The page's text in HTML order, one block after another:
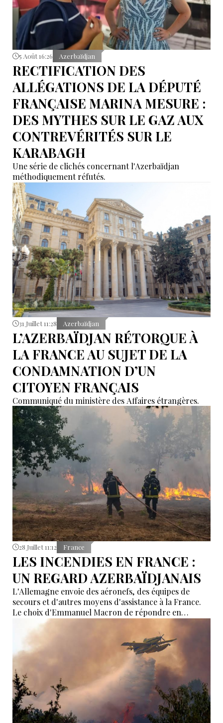
5 Août 16:26 Azerbaïdjan
RECTIFICATION DES
ALLÉGATIONS DE LA DÉPUTÉ
FRANÇAISE MARINA MESURE :
DES MYTHES SUR LE GAZ AUX
CONTREVÉRITÉS SUR LE
KARABAGH
Une série de clichés concernant l'Azerbaïdjan
méthodiquement réfutés.
31 Juillet 11:28 Azerbaïdjan
L’AZERBAÏDJAN RÉTORQUE À
LA FRANCE AU SUJET DE LA
CONDAMNATION D’UN
CITOYEN FRANÇAIS
Communiqué du ministère des Affaires étrangères.
28 Juillet 11:12 France
LES INCENDIES EN FRANCE :
UN REGARD AZERBAÏDJANAIS
L'Allemagne envoie des aéronefs, des équipes de
secours et d'autres moyens d'assistance à la France.
Le choix d'Emmanuel Macron de répondre en
allemand a eu une portée symbolique.